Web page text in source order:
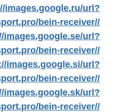
images.google.ru/url?
bein-receiver//
images.google.se/url?
bein-receiver//
images.google.si/url?
bein-receiver//
images.google.sk/url?
bein-receiver//